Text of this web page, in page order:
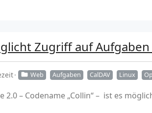
Zugriff auf Aufgaben
Web Aufgaben CalDAV Linux
– Codename „Collin“ – ist es